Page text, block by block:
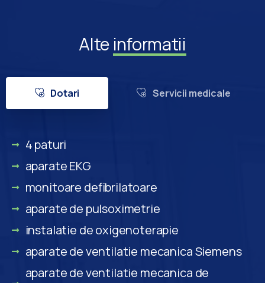
Alte informatii
Dotari Servicii medicale
4 paturi
aparate EKG
monitoare defibrilatoare
aparate de pulsoximetrie
instalatie de oxigenoterapie
aparate de ventilatie mecanica Siemens
aparate de ventilatie mecanica de